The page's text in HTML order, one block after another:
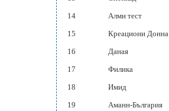
14
Алми тест
15
Креациони Донна
16
Даная
17
Филика
18
Имид
19
Аманн-България